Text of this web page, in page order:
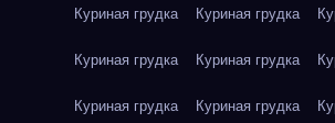
Куриная грудка Куриная грудка
Куриная грудка Куриная грудка
Куриная грудка Куриная грудка